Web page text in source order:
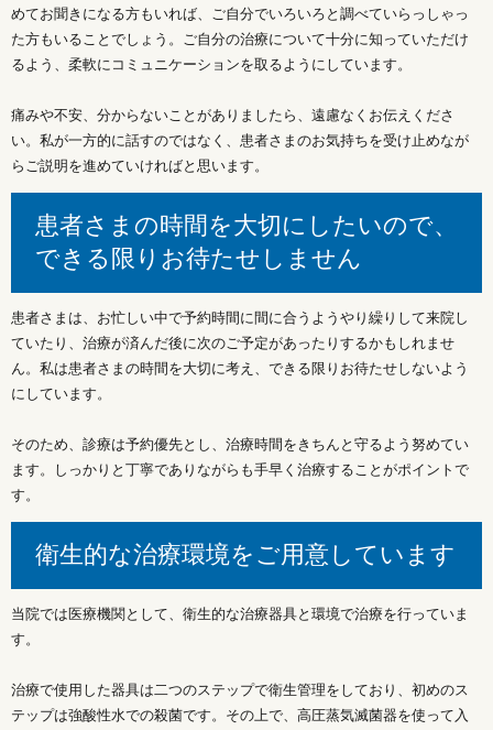
めてお聞きになる方もいれば、ご自分でいろいろと調べていらっしゃっ
た方もいることでしょう。ご自分の治療について十分に知っていただけ
るよう、柔軟にコミュニケーションを取るようにしています。
痛みや不安、分からないことがありましたら、遠慮なくお伝えくださ
い。私が一方的に話すのではなく、患者さまのお気持ちを受け止めなが
らご説明を進めていければと思います。
患者さまの時間を大切にしたいので、
できる限りお待たせしません
患者さまは、お忙しい中で予約時間に間に合うようやり繰りして来院し
ていたり、治療が済んだ後に次のご予定があったりするかもしれませ
ん。私は患者さまの時間を大切に考え、できる限りお待たせしないよう
にしています。
そのため、診療は予約優先とし、治療時間をきちんと守るよう努めてい
ます。しっかりと丁寧でありながらも手早く治療することがポイントで
す。
衛生的な治療環境をご用意しています
当院では医療機関として、衛生的な治療器具と環境で治療を行っていま
す。
治療で使用した器具は二つのステップで衛生管理をしており、初めのス
テップは強酸性水での殺菌です。その上で、高圧蒸気滅菌器を使って入